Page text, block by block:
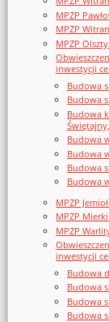
MPZP
MPZP
MPZP
inwestycji
Budowa
Budowa
Budowa
Budowa
Budowa
Budowa
Budowa
MPZP
MPZP
MPZP
inwestycji
Budowa
Budowa
Budowa
Budowa